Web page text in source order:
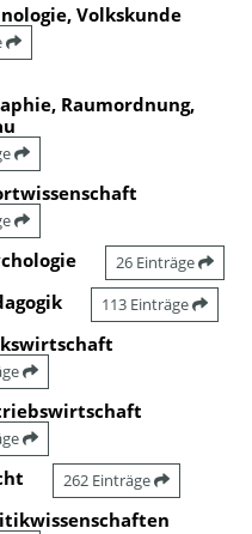
Volkskunde
Raumordnung,
26 Einträge
113 Einträge
262 Einträge